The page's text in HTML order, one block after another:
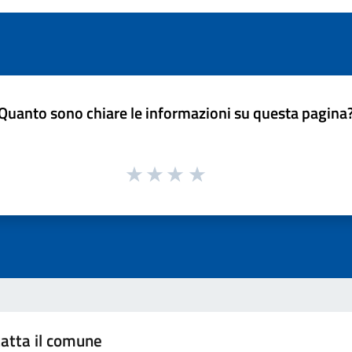
sono chiare le informazioni su questa
il comune